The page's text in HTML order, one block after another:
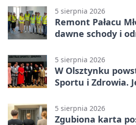
5 sierpnia 2026
Remont Pałacu
dawne schody i
5 sierpnia 2026
W Olsztynku
Sportu i Zdrowia.
5 sierpnia 2026
Zgubiona karta